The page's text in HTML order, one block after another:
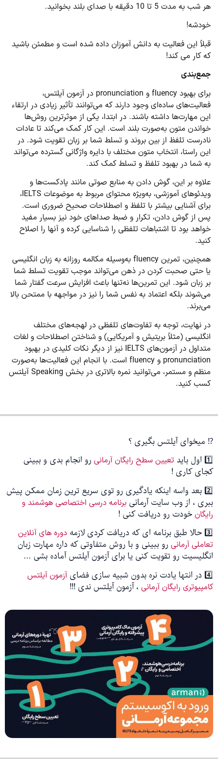
هر شب به مدت 5 تا 10 دقیقه با صدای بلند بخوانید.
خودشه!
قبلاً این فعالیت به دانش آموزان داده شده است و مطمئن باشید
که کار می کند!
جمع‌بندی
برای بهبود fluency و pronunciation در آزمون آیلتس،
فعالیت‌های ساده‌ای وجود دارند که می‌توانند تأثیر زیادی در ارتقاء
این مهارت‌ها داشته باشند. در ابتدا، یکی از موثرترین روش‌ها
خواندن متون به‌صورت بلند است. این کار کمک می‌کند تا عادات
نادرست تلفظ از بین بروند و تسلط شما بر زبان تقویت شود. در
این راستا، انتخاب متون مختلف با دایره واژگانی گسترده می‌تواند
به شما در بهبود تلفظ و تسلط کمک کند.
علاوه بر این، گوش دادن به منابع صوتی مانند پادکست‌ها و
ویدئوهای آموزشی، به‌ویژه محتوای مربوط به موضوعات IELTS،
برای آشنایی بیشتر با تلفظ و اصطلاحات صحیح ضروری است.
پس از گوش دادن، تکرار و ضبط صداهای خود نیز بسیار مفید
خواهد بود تا اشتباهات تلفظی را شناسایی کرده و آنها را اصلاح
کنید.
همچنین، تمرین fluency به‌وسیله مکالمه روزانه به زبان انگلیسی
یا حتی صحبت کردن در ذهن می‌تواند موجب تقویت تسلط شما
بر زبان شود. این تمرین‌ها نه‌تنها باعث افزایش سرعت گفتار شما
می‌شوند بلکه اعتماد به نفس شما را نیز در مواجهه با ممتحن بالا
می‌برند.
در نهایت، توجه به تفاوت‌های تلفظی در لهجه‌های مختلف
انگلیسی (مثلاً بریتیش و آمریکایی) و شناختن اصطلاحات و لغات
متداول در آزمون‌های IELTS نیز از دیگر نکات کلیدی در بهبود
pronunciation و fluency است. با انجام این فعالیت‌ها به‌صورت
منظم و مستمر، می‌توانید نمره بالاتری در بخش Speaking آیلتس
کسب کنید.
⁉️ میخوای آیلتس بگیری ؟
1️⃣ اول باید
تعیین سطح رایگان آرمانی رو انجام بدی و ببینی
کجای کاری !
2️⃣ بعد واسه اینکه یادگیری رو توی سریع ترین زمان ممکن پیش
ببری ، از وب سایت آرمانی برنامه درسی اختصاصی هوشمند و
رایگان خودت رو دریافت کنی !
3️⃣ حالا طبق برنامه ای که دریافت کردی لازمه
دوره های آنلاین
تعاملی آرمانی رو ببینی و با روش متفاوتی که داره مهارت زبان
انگلیسیت رو تقویت کنی یا برای آزمون آیلتس آماده بشی …
4️⃣ در انتها یادت نره بدون شبیه سازی فضای
آزمون آیلتس
کامپیوتری رایگان آرمانی ، آزمون آیلتس ندی !!!